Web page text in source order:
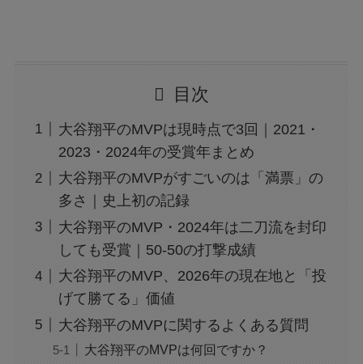
目次
大谷翔平のMVPは現時点で3回｜2021・
2023・2024年の受賞年まとめ
大谷翔平のMVPがすごいのは「満票」の
多さ｜史上初の記録
大谷翔平のMVP・2024年は二刀流を封印
しても受賞｜50-50の打撃成績
大谷翔平のMVP、2026年の現在地と「投
げて勝てる」価値
大谷翔平のMVPに関するよくある質問
大谷翔平のMVPは何回ですか？